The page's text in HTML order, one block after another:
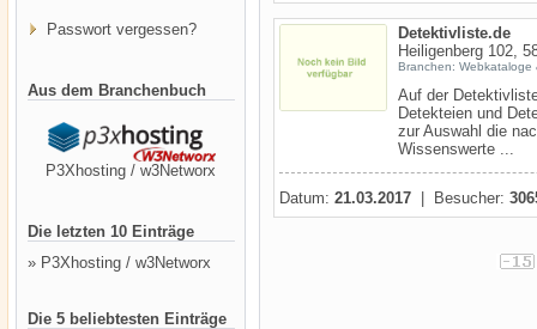
Passwort vergessen?
Aus dem Branchenbuch
P3Xhosting / w3Networx
Die letzten 10 Einträge
» P3Xhosting / w3Networx
Die 5 beliebtesten Einträge
Detektivliste.de
Heiligenberg 102,
Branchen: Webkataloge
Auf der
Detekteien und
zur Auswahl die
Wissenswerte ...
Datum: 21.03.2017 | Besucher: